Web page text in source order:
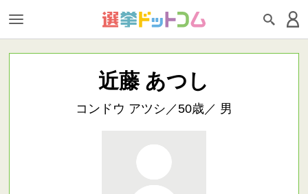
近藤 あつし
コンドウ アツシ／50歳／ 男